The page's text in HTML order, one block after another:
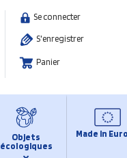
Se connecter
S'enregistrer
Panier
Objets
écologiques
Made in